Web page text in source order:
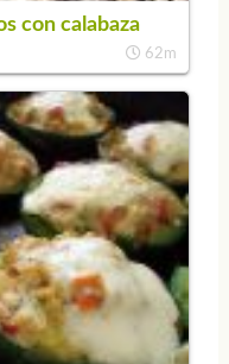
con calabaza
62m